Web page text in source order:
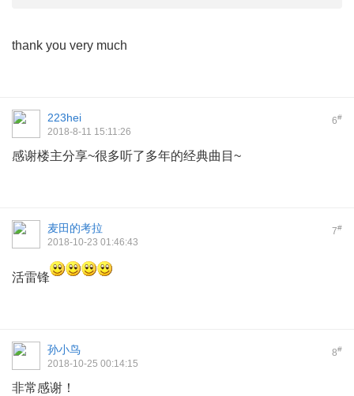
thank you very much
6#
223hei
2018-8-11 15:11:26
感谢楼主分享~很多听了多年的经典曲目~
7#
麦田的考拉
2018-10-23 01:46:43
活雷锋
8#
孙小鸟
2018-10-25 00:14:15
非常感谢！